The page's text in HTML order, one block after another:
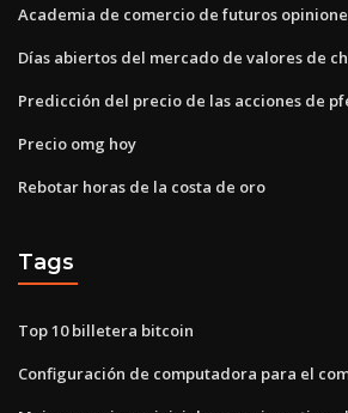
Academia de comercio de futuros
Días abiertos del mercado de valores de
Predicción del precio de las acciones de
Precio omg hoy
Rebotar horas de la costa de oro
Tags
Top 10 billetera bitcoin
Configuración de computadora para el